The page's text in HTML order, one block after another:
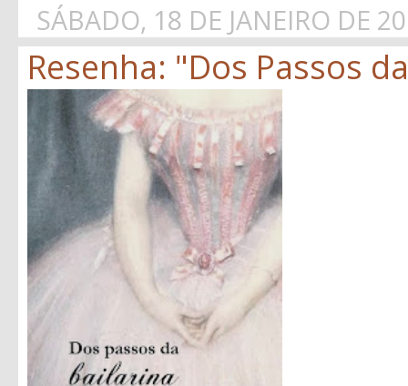
SÁBADO, 18 DE JANEIRO DE
Resenha: "Dos Passos